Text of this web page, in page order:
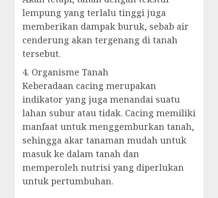
lempung yang terlalu tinggi juga
memberikan dampak buruk, sebab air
cenderung akan tergenang di tanah
tersebut.
4. Organisme Tanah
Keberadaan cacing merupakan
indikator yang juga menandai suatu
lahan subur atau tidak. Cacing memiliki
manfaat untuk menggemburkan tanah,
sehingga akar tanaman mudah untuk
masuk ke dalam tanah dan
memperoleh nutrisi yang diperlukan
untuk pertumbuhan.